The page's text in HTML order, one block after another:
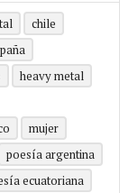
chile
heavy metal
mujer
poesía argentina
ecuatoriana